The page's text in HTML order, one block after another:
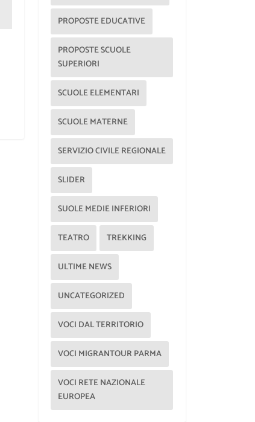
PROPOSTE EDUCATIVE
PROPOSTE SCUOLE
SUPERIORI
SCUOLE ELEMENTARI
SCUOLE MATERNE
SERVIZIO CIVILE REGIONALE
SLIDER
SUOLE MEDIE INFERIORI
TEATRO TREKKING
ULTIME NEWS
UNCATEGORIZED
VOCI DAL TERRITORIO
VOCI MIGRANTOUR PARMA
VOCI RETE NAZIONALE
EUROPEA